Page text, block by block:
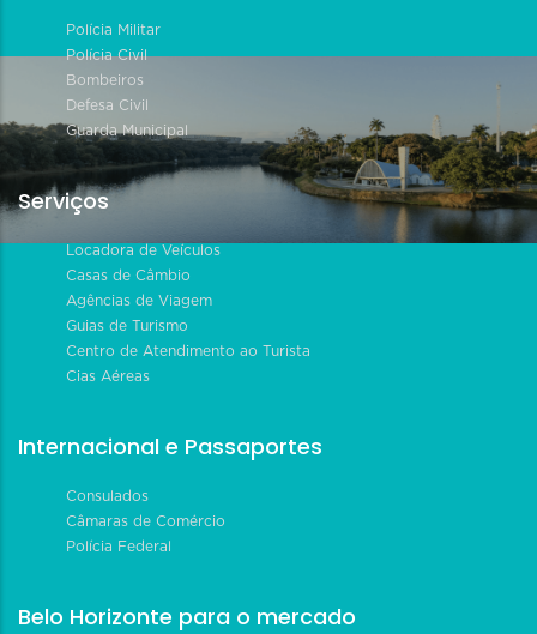
Polícia Militar
Polícia Civil
Bombeiros
Defesa Civil
Guarda Municipal
Serviços
Locadora de Veículos
Casas de Câmbio
Agências de Viagem
Guias de Turismo
Centro de Atendimento ao Turista
Cias Aéreas
Internacional e Passaportes
Consulados
Câmaras de Comércio
Polícia Federal
Belo Horizonte para o mercado